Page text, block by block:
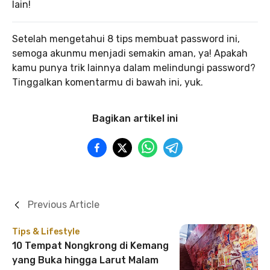
lain!
Setelah mengetahui 8 tips membuat password ini,
semoga akunmu menjadi semakin aman, ya! Apakah
kamu punya trik lainnya dalam melindungi password?
Tinggalkan komentarmu di bawah ini, yuk.
Bagikan artikel ini
Tips & Lifestyle
10 Tempat Nongkrong di Kemang
yang Buka hingga Larut Malam
Previous Article